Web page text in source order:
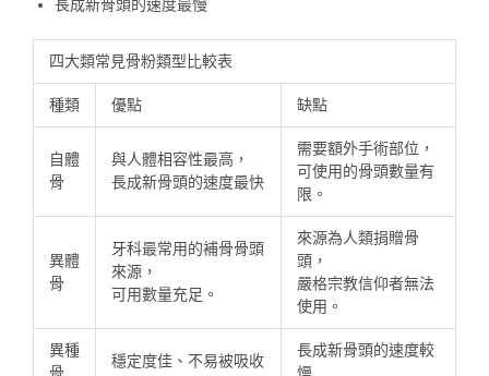
長成新骨頭的速度最慢
四大類常見骨粉類型比較表
種類 優點 缺點
自體
骨
與人體相容性最高，
長成新骨頭的速度最快
需要額外手術部位，
可使用的骨頭數量有
限。
異體
骨
牙科最常用的補骨骨頭
來源，
可用數量充足。
來源為人類捐贈骨
頭，
嚴格宗教信仰者無法
使用。
異種
骨
穩定度佳、不易被吸收
長成新骨頭的速度較
慢